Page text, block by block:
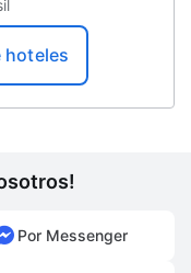
ruedas
hoteles
Por Messenger